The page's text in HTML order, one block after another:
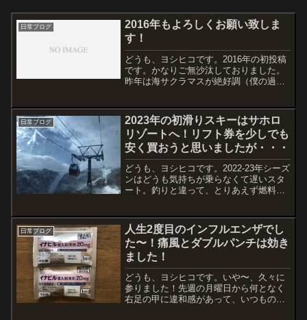
日常ブログ
2016年もよろしくお願い致しま
す！
どうも、ヨシヒコです。2016年の初投稿
です。かなりご無沙汰しておりました。
昨年は海サクラマスが絶好調（僕の過去
のロージー80Sと80SSの存在抜きでは語
れません。自己...
日常ブログ
2023年の初滑りスキーはサホロ
リゾートへ！リフト券を少しでも
安く買おうと思いましたが・・・
どうも、ヨシヒコです。2022-23年シーズ
ンはどうも気持ちが乗らなくて遅いスタ
ート。釣りと違って、とりあえず燃料代
券の購入が必要な釣りもあるけどね。今
シーズンは電気代...
日常ブログ
人生2度目のインフルエンザでし
た〜！痛風とダブルパンチは効き
ました！
どうも、ヨシヒコです。いや〜、久々に
参りました！先週の月曜日から何となく
右足の甲に違和感があって、いつものよ